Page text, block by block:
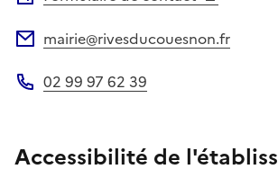
mairie@rivesducouesnon.fr
02 99 97 62 39
Accessibilité de